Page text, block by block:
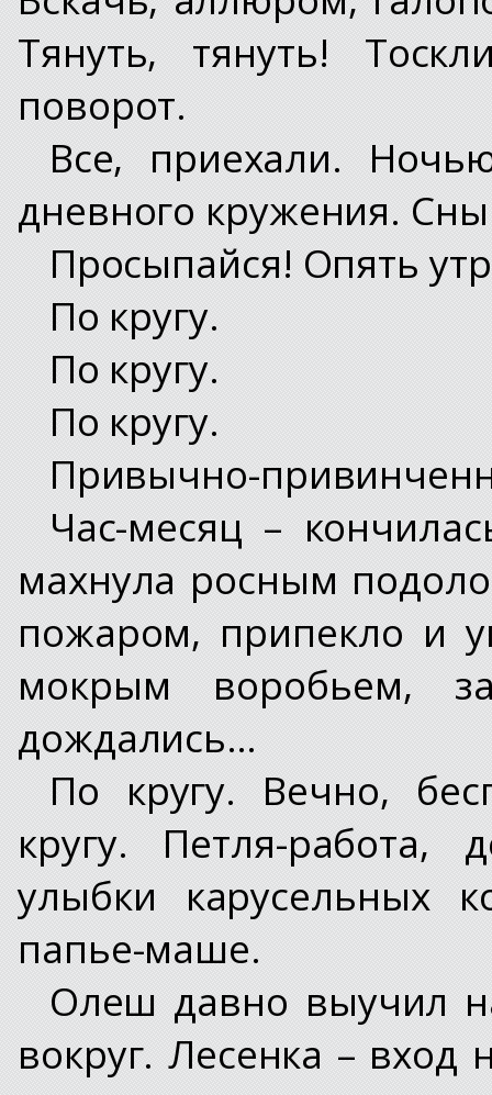
Тянуть, тянуть!
поворот.
Все, приехали.
дневного кружения.
Просыпайся! Опять
По кругу.
По кругу.
По кругу.
Привычно-
Час-месяц –
махнула росным
пожаром, припекло и
мокрым воробьем,
дождались…
По кругу. Вечно,
кругу. Петля-работа,
улыбки карусельных
папье-маше.
Олеш давно выучил
вокруг. Лесенка – вход